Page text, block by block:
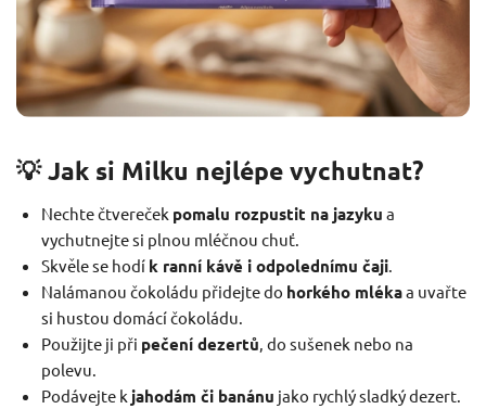
💡 Jak si Milku nejlépe vychutnat?
Nechte čtvereček pomalu rozpustit na jazyku a
vychutnejte si plnou mléčnou chuť.
Skvěle se hodí k ranní kávě i odpolednímu čaji.
Nalámanou čokoládu přidejte do horkého mlékaa uvařte
si hustou domácí čokoládu.
Použijte ji při pečení dezertů, do sušenek nebo na
polevu.
Podávejte k jahodám či banánu jako rychlý sladký dezert.